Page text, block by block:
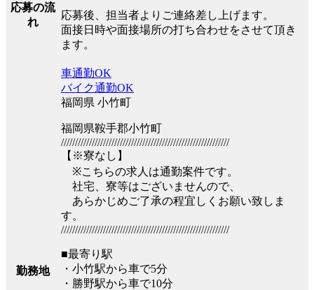
応募の流
れ
応募後、担当者よりご連絡差し上げます。
面接日時や面接場所の打ち合わせをさせて頂き
ます。
勤務地
車通勤OK
バイク通勤OK
福岡県 小竹町
福岡県鞍手郡小竹町
////////////////////////////////////////////////////////////
【※寮なし】
※こちらの求人は通勤案件です。
社宅、寮等はございませんので、
あらかじめご了承の程宜しくお願い致しま
す。
////////////////////////////////////////////////////////////
■最寄り駅
・小竹駅から車で5分
・勝野駅から車で10分